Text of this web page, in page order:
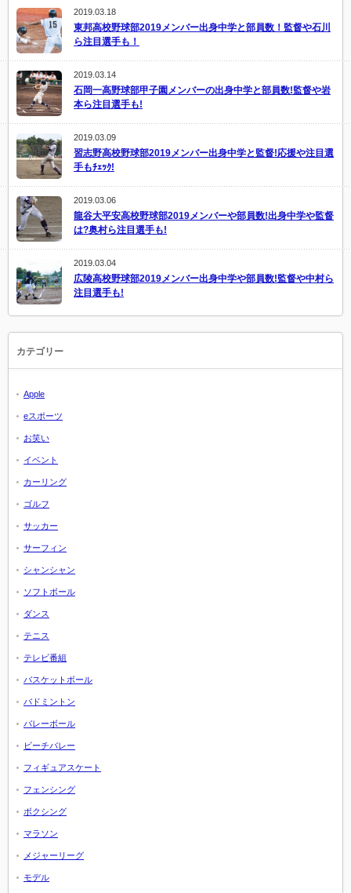
2019.03.18
東邦高校野球部2019メンバー出身中学と部員数！監督や石川
ら注目選手も！
2019.03.14
石岡一高野球部甲子園メンバーの出身中学と部員数!監督や岩
本ら注目選手も!
2019.03.09
習志野高校野球部2019メンバー出身中学と監督!応援や注目選
手もﾁｪｯｸ!
2019.03.06
龍谷大平安高校野球部2019メンバーや部員数!出身中学や監督
は?奥村ら注目選手も!
2019.03.04
広陵高校野球部2019メンバー出身中学や部員数!監督や中村ら
注目選手も!
カテゴリー
Apple
eスポーツ
お笑い
イベント
カーリング
ゴルフ
サッカー
サーフィン
シャンシャン
ソフトボール
ダンス
テニス
テレビ番組
バスケットボール
バドミントン
バレーボール
ビーチバレー
フィギュアスケート
フェンシング
ボクシング
マラソン
メジャーリーグ
モデル